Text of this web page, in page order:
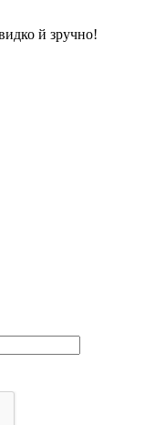
й зручно!